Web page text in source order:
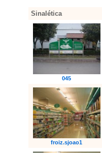
Sinalética
045
froiz.sjoao1